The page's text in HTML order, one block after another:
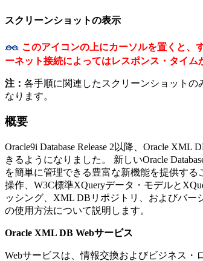
スクリーンショットの表示
このアイコンの上にカーソルを置くと、
ーネット接続によってはレスポンス・タイム
注： 各手順に関連したスクリーンショット
なります。
概要
Oracle9i Database Release 2以降、Oracle
きるようになりました。 新しいOracle
を簡単に管理できる豊富な新機能を提供す
操作、W3C標準XQueryデータ・モデルと
ッシング、XML DBリポジトリ、およびバー
の使用方法について説明します。
Oracle XML DB Webサービス
Webサービスは、情報交換およびビジネス・